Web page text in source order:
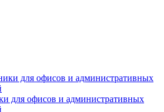
для офисов и административных